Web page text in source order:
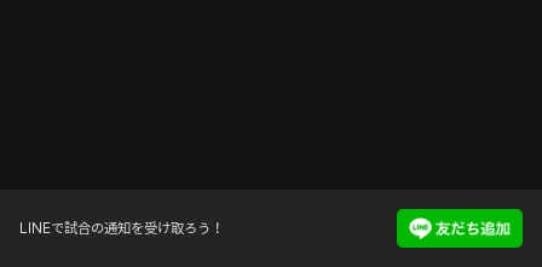
LINEで試合の通知を受け取ろう！